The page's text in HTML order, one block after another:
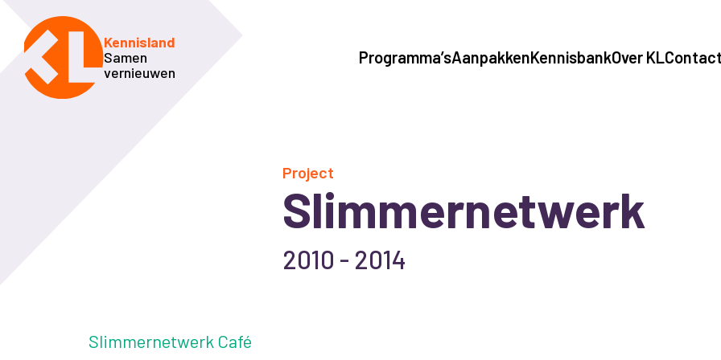
Kennisland
Samen
vernieuwen
Programma’sAanpakkenKennisbankOver KL
Project
Slimmernetwerk
2010 - 2014
Slimmernetwerk Café